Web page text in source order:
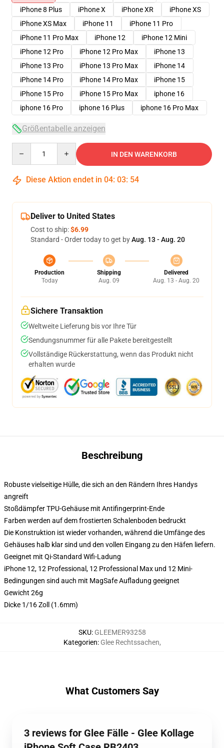
iPhone 8 Plus
iPhone X iPhone XR
iPhone XS
iPhone XS Max
iPhone 11
iPhone 11 Pro
iPhone 11 Pro Max
iPhone 12
iPhone 12 Mini
iPhone 12 Pro
iPhone 12 Pro Max
iPhone 13
iPhone 13 Pro
iPhone 13 Pro Max
iPhone 14
iPhone 14 Pro
iPhone 14 Pro Max
iPhone 15
iPhone 15 Pro
iPhone 15 Pro Max
iphone 16
iphone 16 Pro
iphone 16 Plus iphone 16 Pro Max
Größentabelle anzeigen
IN DEN WARENKORB
Diese Aktion endet in 04: 03: 54
Deliver to United States
Cost to ship:$6.99
Standard - Order today to get byAug. 13 - Aug. 20
Production
Today
Shipping
Aug. 09
Delivered
Aug. 13 - Aug. 20
Sichere Transaktion
Weltweite Lieferung bis vor Ihre Tür
Sendungsnummer für alle Pakete bereitgestellt
Vollständige Rückerstattung, wenn das Produkt nicht
erhalten wurde
Beschreibung
Robuste vielseitige Hülle, die sich an den Rändern Ihres Handys
angreift
Stoßdämpfer TPU-Gehäuse mit Antifingerprint-Ende
Farben werden auf dem frostierten Schalenboden bedruckt
Die Konstruktion ist wieder vorhanden, während die Umfänge des
Gehäuses halb klar sind und den vollen Eingang zu den Häfen liefern.
Geeignet mit Qi-Standard Wifi-Ladung
iPhone 12, 12 Professional, 12 Professional Max und 12 Mini-
Bedingungen sind auch mit MagSafe Aufladung geeignet
Gewicht 26g
Dicke 1/16 Zoll (1.6mm)
SKU: GLEEMER93258
Kategorien: Glee Rechtssachen,
What Customers Say
3 reviews for Glee Fälle - Glee Kollage